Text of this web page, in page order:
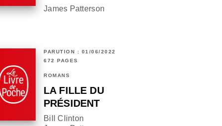
James Patterson
PARUTION : 01/06/2022
672 PAGES
ROMANS
LA FILLE DU
PRÉSIDENT
Bill Clinton